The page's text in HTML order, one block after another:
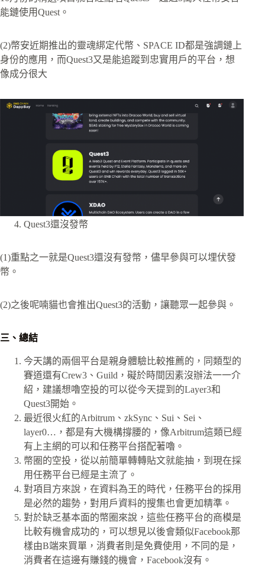
能鏈使用Quest。
(2)幣安近期推出的靈魂綁定代幣、SPACE ID都是強調鏈上
身份的應用，而Quest3又是能追蹤到忠實用戶的平台，想
像成分很大
Quest3還沒發幣
(1)重點之一就是Quest3還沒有發幣，儘早參與可以埋伏發
幣。
(2)之後呢喃貓也會推出Quest3的活動，讓聽眾一起參與。
三、總結
今天講的兩個平台是親身體驗比較推薦的，同類型的
賽道還有Crew3、Guild，礙於時間因素沒辦法一一介
紹，建議想嚕空投的可以從今天提到的Layer3和
Quest3開始。
最近很火紅的Arbitrum、zkSync、Sui、Sei、
layer0…，都是有大機構撐腰的，像Arbitrum這類已經
有上主網的可以和任務平台搭配著嚕。
幣圈的空投，從以前簡單轉轉貼文就能抽，到現在採
用任務平台已經是主流了。
對項目方來說，在資料為王的時代，任務平台的採用
是必然的趨勢，對用戶資料的搜集也會更加精準。
對於缺乏基本面的幣圈來說，這些任務平台的商模是
比較有機會成功的，可以想見以後會類似Facebook那
樣由B端來買單，消費者則是免費使用，不同的是，
消費者在這邊有賺錢的機會，Facebook沒有。